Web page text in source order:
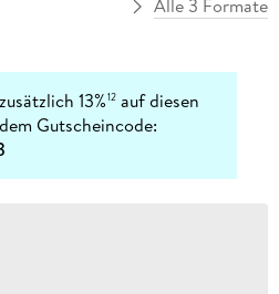
Alle 3 Formate
13%12 auf diesen
Gutscheincode: